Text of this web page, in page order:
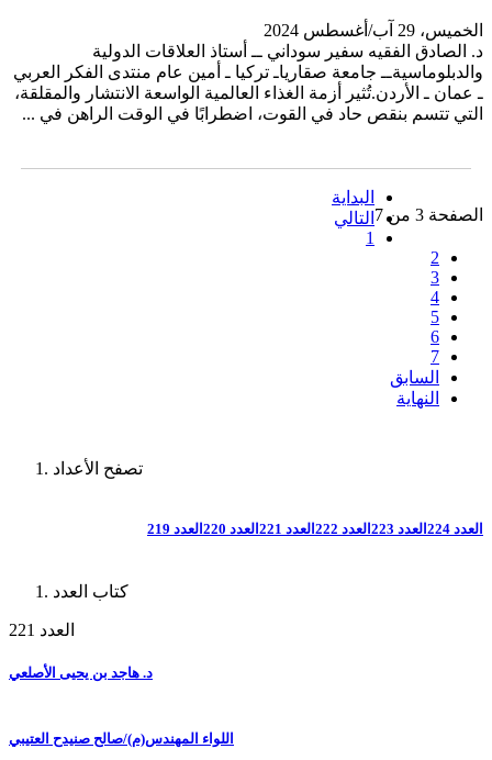
الخميس، 29 آب/أغسطس 2024
د. الصادق الفقيه سفير سوداني ــ أستاذ العلاقات الدولية
والدبلوماسيةــ جامعة صقارياـ تركيا ـ أمين عام منتدى الفكر العربي
ـ عمان ـ الأردن.تُثير أزمة الغذاء العالمية الواسعة الانتشار والمقلقة،
التي تتسم بنقص حاد في القوت، اضطرابًا في الوقت الراهن في ...
الصفحة 3 من 7
البداية
التالي
1
2
3
4
5
6
7
السابق
النهاية
تصفح الأعداد
العدد 224 العدد 223 العدد 222 العدد 221 العدد 220 العدد 219
كتاب العدد
العدد 221
د. هاجد بن يحيى الأصلعي
اللواء المهندس(م)/صالح صنيدح العتيبي